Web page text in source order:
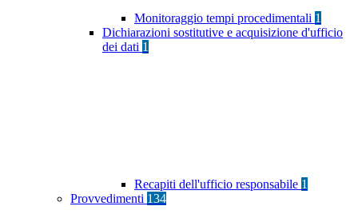
Monitoraggio tempi procedimentali 1
Dichiarazioni sostitutive e acquisizione d'ufficio
dei dati 1
Recapiti dell'ufficio responsabile 1
Provvedimenti 134